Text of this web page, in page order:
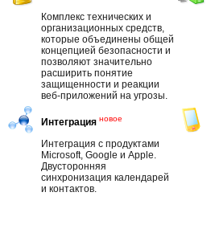
Комплекс технических и
организационных средств,
которые объединены общей
концепцией безопасности и
позволяют значительно
расширить понятие
защищенности и реакции
веб-приложений на угрозы.
Интеграция новое
Интеграция c продуктами
Microsoft, Google и Apple.
Двусторонняя
синхронизация календарей
и контактов.